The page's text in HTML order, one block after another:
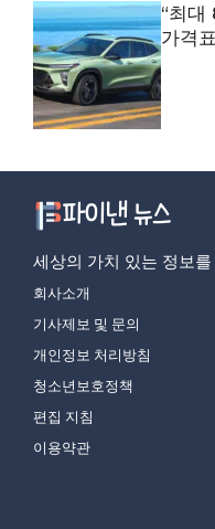
“최대
가격
세상의 가치 있는 정보
회사소개
기사제보 및 문의
개인정보 처리방침
청소년보호정책
편집 지침
이용약관